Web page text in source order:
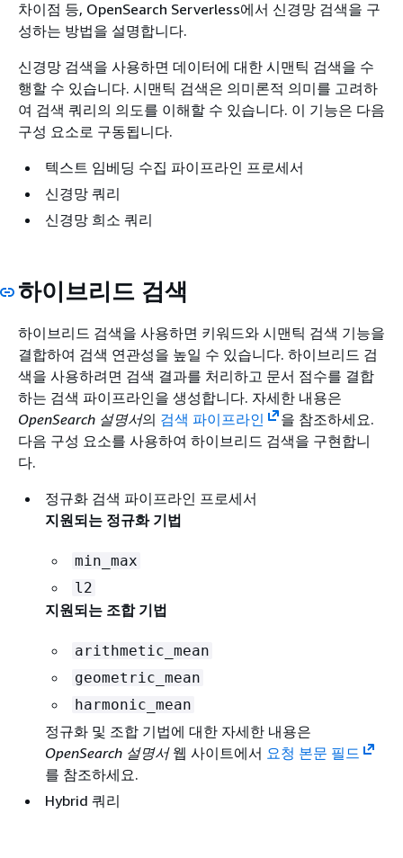
차이점 등, OpenSearch Serverless에서 신경망 검색을 구
성하는 방법을 설명합니다.
신경망 검색을 사용하면 데이터에 대한 시맨틱 검색을 수
행할 수 있습니다. 시맨틱 검색은 의미론적 의미를 고려하
여 검색 쿼리의 의도를 이해할 수 있습니다. 이 기능은 다음
구성 요소로 구동됩니다.
텍스트 임베딩 수집 파이프라인 프로세서
신경망 쿼리
신경망 희소 쿼리
하이브리드 검색
하이브리드 검색을 사용하면 키워드와 시맨틱 검색 기능을
결합하여 검색 연관성을 높일 수 있습니다. 하이브리드 검
색을 사용하려면 검색 결과를 처리하고 문서 점수를 결합
하는 검색 파이프라인을 생성합니다. 자세한 내용은
OpenSearch 설명서의 검색 파이프라인
을 참조하세요.
다음 구성 요소를 사용하여 하이브리드 검색을 구현합니
다.
정규화 검색 파이프라인 프로세서
지원되는 정규화 기법
min_max
l2
지원되는 조합 기법
arithmetic_mean
geometric_mean
harmonic_mean
정규화 및 조합 기법에 대한 자세한 내용은
OpenSearch 설명서웹 사이트에서 요청 본문 필드
를 참조하세요.
Hybrid 쿼리